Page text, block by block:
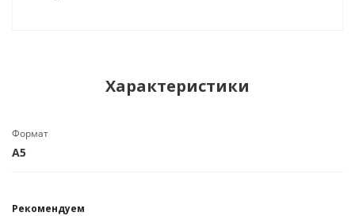
Характеристики
Формат
А5
Рекомендуем